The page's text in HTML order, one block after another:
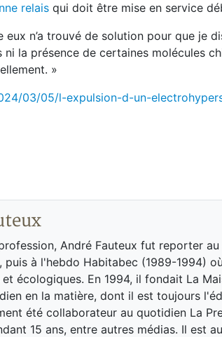
relais qui doit être mise en service
n’a trouvé de solution pour que je
la présence de certaines molécules
»
03/05/l-expulsion-d-un-
André Fauteux fut reporter
puis à l'hebdo Habitabec (1989-1994)
et écologiques. En 1994, il fondait La
en la matière, dont il est toujours
été collaborateur au quotidien La
15 ans, entre autres médias. Il est